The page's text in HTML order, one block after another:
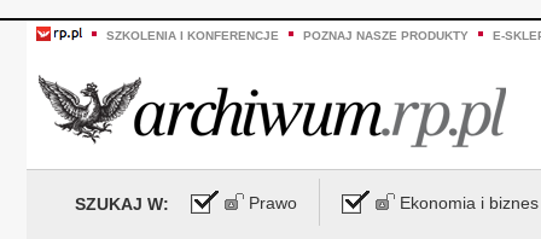
SZKOLENIA I KONFERENCJE POZNAJ NASZE PRODUKTY E-
SZUKAJ W: Prawo Ekonomia i biznes